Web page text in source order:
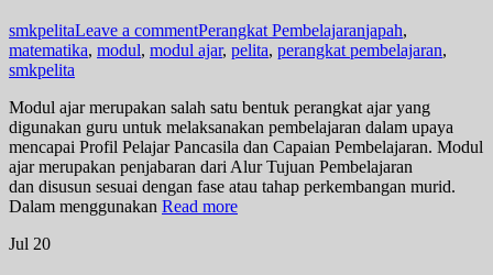
smkpelitaLeave a commentPerangkat Pembelajaranjapah,
matematika, modul, modul ajar, pelita, perangkat pembelajaran,
smkpelita
Modul ajar merupakan salah satu bentuk perangkat ajar yang
digunakan guru untuk melaksanakan pembelajaran dalam upaya
mencapai Profil Pelajar Pancasila dan Capaian Pembelajaran. Modul
ajar merupakan penjabaran dari Alur Tujuan Pembelajaran
dan disusun sesuai dengan fase atau tahap perkembangan murid.
Dalam menggunakan Read more
Jul 20